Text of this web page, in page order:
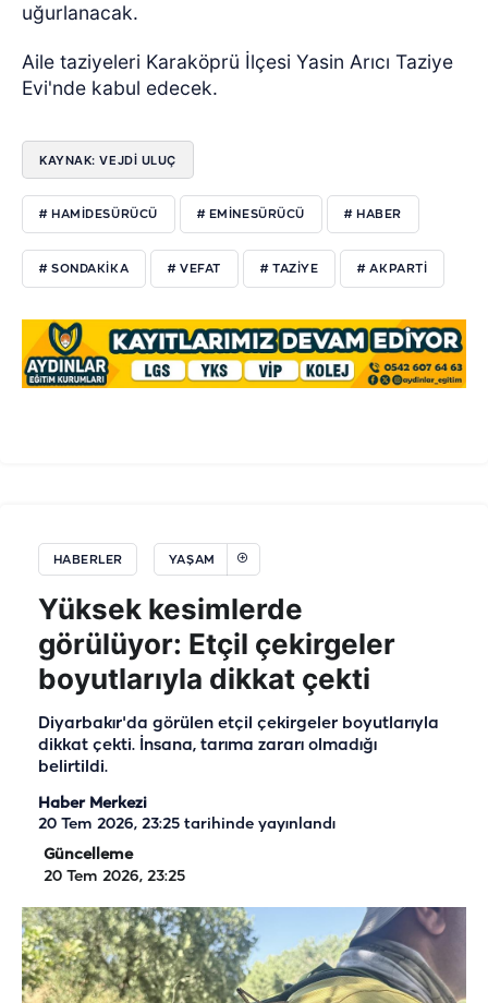
uğurlanacak.
Aile taziyeleri Karaköprü İlçesi Yasin Arıcı Taziye
Evi'nde kabul edecek.
KAYNAK: VEJDI ULUÇ
# HAMIDESÜRÜCÜ # EMINESÜRÜCÜ # HABER
# SONDAKIKA # VEFAT # TAZIYE # AKPARTI
HABERLER YAŞAM
Yüksek kesimlerde
görülüyor: Etçil çekirgeler
boyutlarıyla dikkat çekti
Diyarbakır'da görülen etçil çekirgeler boyutlarıyla
dikkat çekti. İnsana, tarıma zararı olmadığı
belirtildi.
Haber Merkezi
20 Tem 2026, 23:25 tarihinde yayınlandı
Güncelleme
20 Tem 2026, 23:25